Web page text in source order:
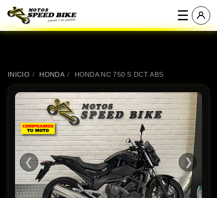
☰
INICIO / HONDA / HONDA NC 750 S DCT ABS
❮ ❯